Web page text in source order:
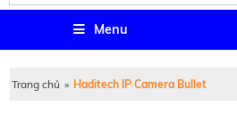
Menu
Trang chủ » Haditech IP Camera Bullet